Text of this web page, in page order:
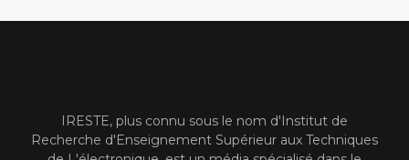
IRESTE, plus connu sous le nom d'Institut de
Recherche d'Enseignement Supérieur aux Techniques